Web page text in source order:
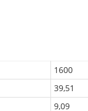
1600
39,51
9,09